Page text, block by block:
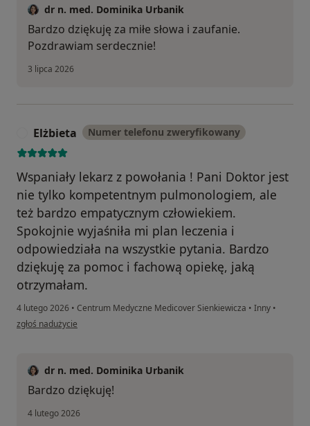
dr n. med. Dominika Urbanik
Bardzo dziękuję za miłe słowa i zaufanie.
Pozdrawiam serdecznie!
3 lipca 2026
Elżbieta Numer telefonu zweryfikowany
Wspaniały lekarz z powołania ! Pani Doktor jest
nie tylko kompetentnym pulmonologiem, ale
też bardzo empatycznym człowiekiem.
Spokojnie wyjaśniła mi plan leczenia i
odpowiedziała na wszystkie pytania. Bardzo
dziękuję za pomoc i fachową opiekę, jaką
otrzymałam.
4 lutego 2026 • Centrum Medyczne Medicover Sienkiewicza • Inny •
w opinii użytkownika Elżbieta
zgłoś nadużycie
dr n. med. Dominika Urbanik
Bardzo dziękuję!
4 lutego 2026